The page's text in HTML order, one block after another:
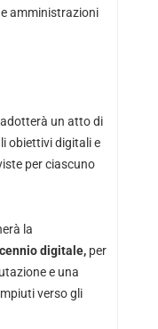
amministrazioni
un atto di
obiettivi digitali e
per ciascuno
la
digitale,per
e una
verso gli